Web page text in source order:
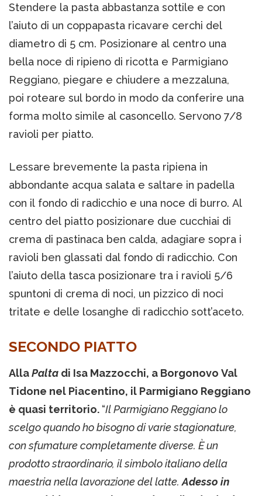
Stendere la pasta abbastanza sottile e con
l’aiuto di un coppapasta ricavare cerchi del
diametro di 5 cm. Posizionare al centro una
bella noce di ripieno di ricotta e Parmigiano
Reggiano, piegare e chiudere a mezzaluna,
poi roteare sul bordo in modo da conferire una
forma molto simile al casoncello. Servono 7/8
ravioli per piatto.
Lessare brevemente la pasta ripiena in
abbondante acqua salata e saltare in padella
con il fondo di radicchio e una noce di burro. Al
centro del piatto posizionare due cucchiai di
crema di pastinaca ben calda, adagiare sopra i
ravioli ben glassati dal fondo di radicchio. Con
l’aiuto della tasca posizionare tra i ravioli 5/6
spuntoni di crema di noci, un pizzico di noci
tritate e delle losanghe di radicchio sott’aceto.
SECONDO PIATTO
AllaPalta di Isa Mazzocchi, a Borgonovo Val
Tidone nel Piacentino, il Parmigiano Reggiano
è quasi territorio. “Il Parmigiano Reggiano lo
scelgo quando ho bisogno di varie stagionature,
con sfumature completamente diverse. È un
prodotto straordinario, il simbolo italiano della
maestria nella lavorazione del latte.Adesso in